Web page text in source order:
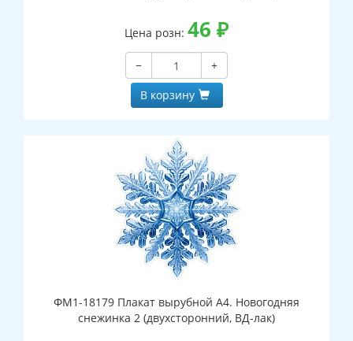
Цена розн: 46 ₽
−
+
В корзину
ФМ1-18179 Плакат вырубной А4. Новогодняя
снежинка 2 (двухсторонний, ВД-лак)